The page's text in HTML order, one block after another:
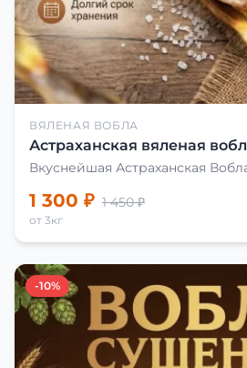
ВЯЛЕНАЯ ВОБЛА
Астраханская вяленая
Вкуснейшая Астраханская
1 300 ₽ 1 450 ₽
от 3кг
-10%